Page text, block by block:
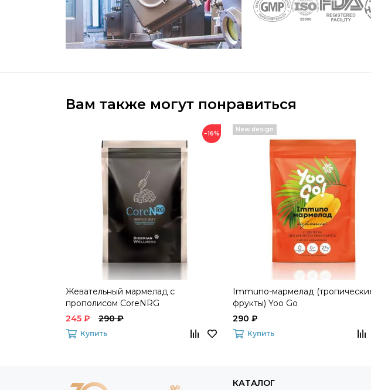
Вам также могут понравиться
−16%
Жевательный мармелад с
прополисом CoreNRG
245 ₽
290 ₽
Купить
New design
Immuno-мармелад
фрукты) Yoo Gо
290 ₽
Купить
КАТАЛОГ